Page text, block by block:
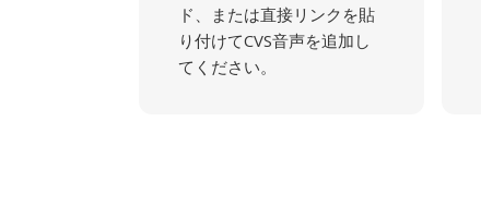
ド、または直接リンクを貼
り付けてCVS音声を追加し
てください。